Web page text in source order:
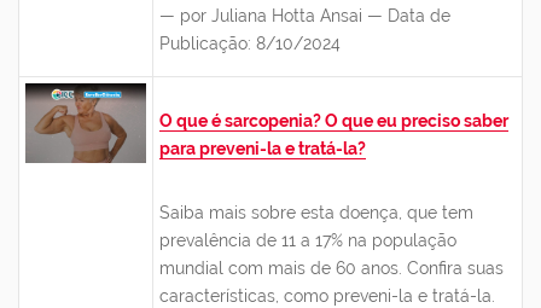
— por Juliana Hotta Ansai — Data de
Publicação: 8/10/2024
O que é sarcopenia? O que eu preciso saber
para preveni-la e tratá-la?
Saiba mais sobre esta doença, que tem
prevalência de 11 a 17% na população
mundial com mais de 60 anos. Confira suas
características, como preveni-la e tratá-la.